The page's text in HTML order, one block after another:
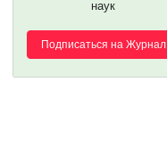
наук
Подписаться на Журнал